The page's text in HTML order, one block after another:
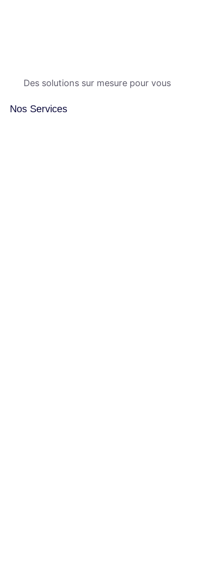
Des solutions sur mesure pour vous
Nos Services